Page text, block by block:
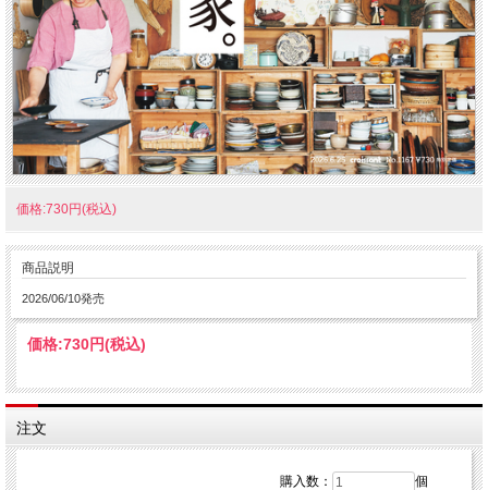
価格:730円(税込)
商品説明
2026/06/10発売
価格:730円(税込)
注文
購入数： 個